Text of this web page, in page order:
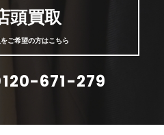
頭買取
ご希望の方はこちら
671-279